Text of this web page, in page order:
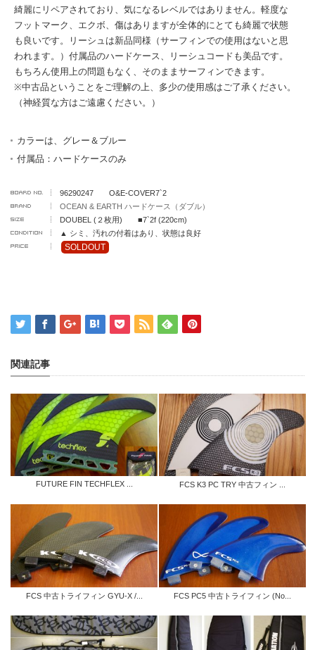
綺麗にリペアされており、気になるレベルではありません。軽度な
フットマーク、エクボ、傷はありますが全体的にとても綺麗で状態
も良いです。リーシュは新品同様（サーフィンでの使用はないと思
われます。）付属品のハードケース、リーシュコードも美品です。
もちろん使用上の問題もなく、そのままサーフィンできます。
※中古品ということをご理解の上、多少の使用感はご了承ください。
（神経質な方はご遠慮ください。）
カラーは、グレー＆ブルー
付属品：ハードケースのみ
96290247 O&E-COVER7`2
OCEAN & EARTH ハードケース（ダブル）
DOUBEL (２枚用) ■7`2f (220cm)
▲ シミ、汚れの付着はあり、状態は良好
SOLDOUT
関連記事
FUTURE FIN TECHFLEX ... FCS K3 PC TRY 中古フィン ...
FCS 中古トライフィン GYU-X /... FCS PC5 中古トライフィン (No...